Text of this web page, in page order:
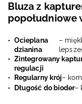
Bluza z
popołudniowe
Ocieplana
dzianina
–
Zintegrowany
regulacji
Regularny krój–
Długość do bioder–